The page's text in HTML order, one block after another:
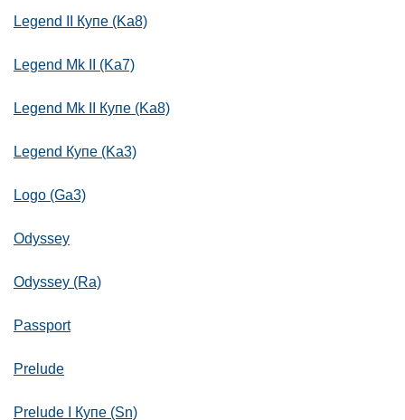
Legend II Купе (Ka8)
Legend Mk II (Ka7)
Legend Mk II Купе (Ka8)
Legend Купе (Ka3)
Logo (Ga3)
Odyssey
Odyssey (Ra)
Passport
Prelude
Prelude I Купе (Sn)